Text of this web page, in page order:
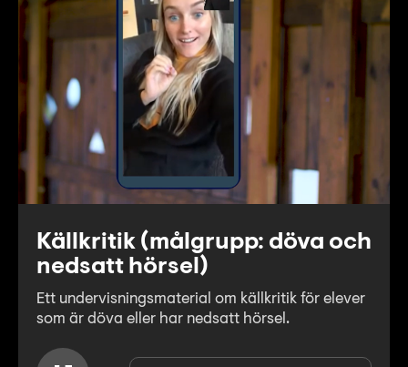
Källkritik (målgrupp: döva och
nedsatt hörsel)
Ett undervisningsmaterial om källkritik för elever
som är döva eller har nedsatt hörsel.